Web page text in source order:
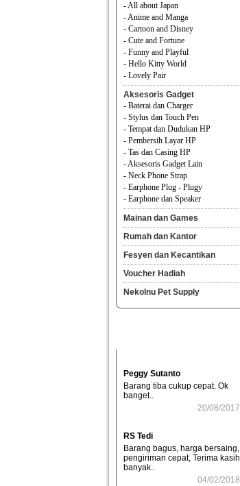
- All about Japan
- Anime and Manga
- Cartoon and Disney
- Cute and Fortune
- Funny and Playful
- Hello Kitty World
- Lovely Pair
Aksesoris Gadget
- Baterai dan Charger
- Stylus dan Touch Pen
- Tempat dan Dudukan HP
- Pembersih Layar HP
- Tas dan Casing HP
- Aksesoris Gadget Lain
- Neck Phone Strap
- Earphone Plug - Plugy
- Earphone dan Speaker
Mainan dan Games
Rumah dan Kantor
Fesyen dan Kecantikan
Voucher Hadiah
NekoInu Pet Supply
Peggy Sutanto
Barang tiba cukup cepat. Ok
banget..
20/08/2017
RS Tedi
Barang bagus, harga bersaing,
pengiriman cepat, Terima kasih
banyak..
04/02/2018